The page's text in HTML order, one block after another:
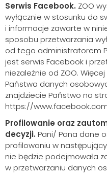
Serwis Facebook. ZOO
wyłącznie w stosunku do
i informacje zawarte w
sposobu przetwarzania
od tego administratorem
jest serwis Facebook i
niezależnie od ZOO.
Państwa danych
znajdziecie Państwo na
https://
Profilowanie oraz
decyzji. Pani/ Pana dane
profilowaniu w
nie będzie podejmowała
w przetwarzaniu danych